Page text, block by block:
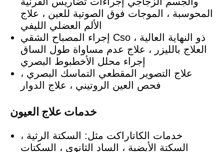
المحوسبة ، الموجات فوق الصوتية للعين ، علاج
الألم العضلي الليفي
إجراء المصباح الشقي Cso ذو النهاية العالية ،
العلاج بالليزر ، علاج عدم مساواة طول الساق
إجراء محلل الأخطبوط البصري
علاج التصوير المقطعي التماسك البصري ،
فحص العين الروتيني ، علاج الدوار
خدمات علاج العيون
خدمات الكاتاراكت مثل: السكتة الرثية ،
السكتة الأيضية ، الساد الثانوي ، السكتات